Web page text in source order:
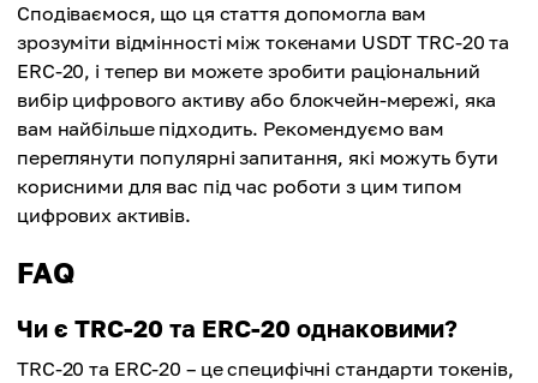
Сподіваємося, що ця стаття допомогла вам
зрозуміти відмінності між токенами USDT TRC-20 та
ERC-20, і тепер ви можете зробити раціональний
вибір цифрового активу або блокчейн-мережі, яка
вам найбільше підходить. Рекомендуємо вам
переглянути популярні запитання, які можуть бути
корисними для вас під час роботи з цим типом
цифрових активів.
FAQ
Чи є TRC-20 та ERC-20 однаковими?
TRC-20 та ERC-20 – це специфічні стандарти токенів,